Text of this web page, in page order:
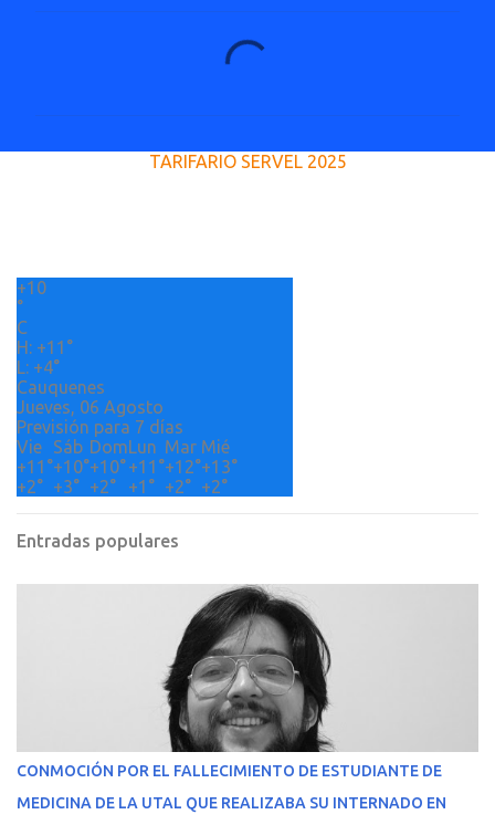
i
s
TARIFARIO SERVEL 2025
+10
°
C
H: +11°
L: +4°
Cauquenes
Jueves, 06 Agosto
Previsión para 7 días
Vie
Sáb DomLun Mar Mié
+11°+10°+10°+11°+12°+13°
+2° +3° +2° +1° +2° +2°
Entradas populares
CONMOCIÓN POR EL FALLECIMIENTO DE ESTUDIANTE DE
MEDICINA DE LA UTAL QUE REALIZABA SU INTERNADO EN